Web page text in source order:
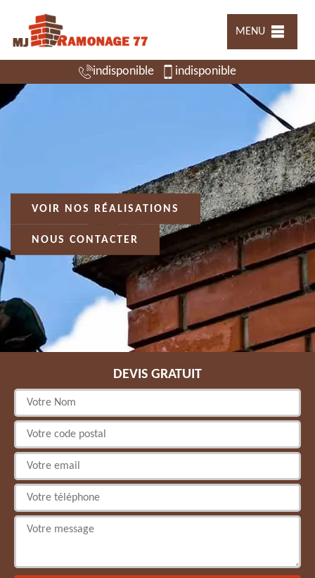
MENU
indisponible indisponible
VOIR NOS RÉALISATIONS
NOUS CONTACTER
DEVIS GRATUIT